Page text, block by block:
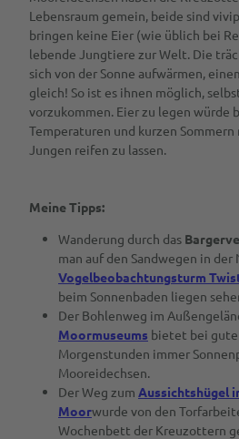
Lebensraum gemein, beide sind
bringen keine Eier (wie üblich bei
lebende Jungtiere zur Welt. Die
sich von der Sonne aufwärmen,
gleich! So ist es ihnen möglich,
vorzukommen. Eier zu legen würde
Temperaturen und kurzen
Jungen reifen zu lassen.
Meine Tipps:
Wanderung durch das
man auf den Sandwegen in der
Vogelbeobachtungsturm
beim Sonnenbaden liegen
Der Bohlenweg im
Moormuseums bietet bei
Morgenstunden immer
Mooreidechsen.
Der Weg zum Aussichtshügel
Moorwurde von den
Wochenbett der Kreuzottern